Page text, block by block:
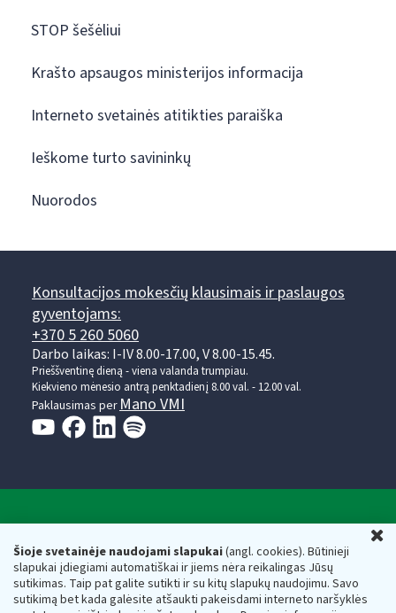
Šioje svetainėje naudojami slapukai(angl. cookies). Būtinieji
slapukai įdiegiami automatiškai ir jiems nėra reikalingas Jūsų
sutikimas. Taip pat galite sutikti ir su kitų slapukų naudojimu. Savo
sutikimą bet kada galėsite atšaukti pakeisdami interneto naršyklės
STOP šešėliui
Krašto apsaugos ministerijos informacija
Interneto svetainės atitikties paraiška
Ieškome turto savininkų
Nuorodos
Konsultacijos mokesčių klausimais ir paslaugos
gyventojams:
+370 5 260 5060
Darbo laikas: I-IV 8.00-17.00, V 8.00-15.45.
Prieššventinę dieną - viena valanda trumpiau.
Kiekvieno mėnesio antrą penktadienį 8.00 val. - 12.00 val.
Paklausimas per Mano VMI
Respublikos finansų ministerijos
Biudžetinė įstaiga. Juridinio asmens kodas — 188659752,
adresas: Vasario 16-osios g. 14, 01107 Vilnius, Lietuva, el.paštas:
vmi@vmi.lt , E. pristatymo dėžutės adresas 188659752